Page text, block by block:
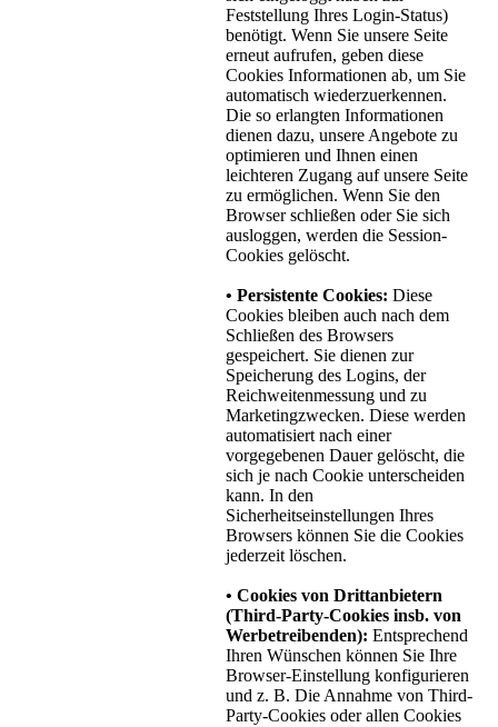
Feststellung Ihres Login-Status)
benötigt. Wenn Sie unsere Seite
erneut aufrufen, geben diese
Cookies Informationen ab, um Sie
automatisch wiederzuerkennen.
Die so erlangten Informationen
dienen dazu, unsere Angebote zu
optimieren und Ihnen einen
leichteren Zugang auf unsere Seite
zu ermöglichen. Wenn Sie den
Browser schließen oder Sie sich
ausloggen, werden die Session-
Cookies gelöscht.
• Persistente Cookies: Diese
Cookies bleiben auch nach dem
Schließen des Browsers
gespeichert. Sie dienen zur
Speicherung des Logins, der
Reichweitenmessung und zu
Marketingzwecken. Diese werden
automatisiert nach einer
vorgegebenen Dauer gelöscht, die
sich je nach Cookie unterscheiden
kann. In den
Sicherheitseinstellungen Ihres
Browsers können Sie die Cookies
jederzeit löschen.
• Cookies von Drittanbietern
(Third-Party-Cookies insb. von
Werbetreibenden): Entsprechend
Ihren Wünschen können Sie Ihre
Browser-Einstellung konfigurieren
und z. B. Die Annahme von Third-
Party-Cookies oder allen Cookies